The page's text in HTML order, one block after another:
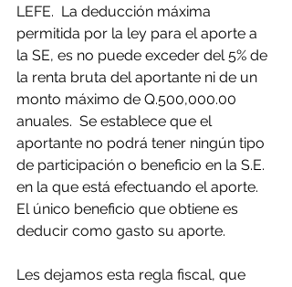
LEFE.  La deducción máxima
permitida por la ley para el aporte a
la SE, es no puede exceder del 5% de
la renta bruta del aportante ni de un
monto máximo de Q.500,000.00
anuales.  Se establece que el
aportante no podrá tener ningún tipo
de participación o beneficio en la S.E.
en la que está efectuando el aporte.
El único beneficio que obtiene es
deducir como gasto su aporte.
Les dejamos esta regla fiscal, que